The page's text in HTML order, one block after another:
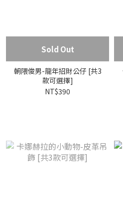
Sold Out
朝隈俊男-龍年招財公仔 [共3
款可選擇]
NT$390